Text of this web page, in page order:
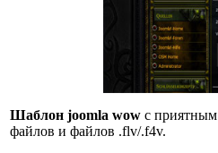
Шаблон joomla wow с приятным
файлов и файлов .flv/.f4v.